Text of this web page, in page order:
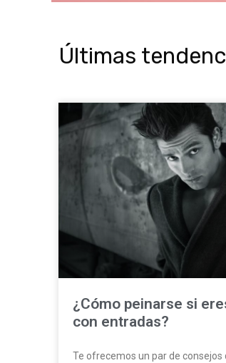
Últimas
¿Cómo peinarse si
con entradas?
Te ofrecemos un par de